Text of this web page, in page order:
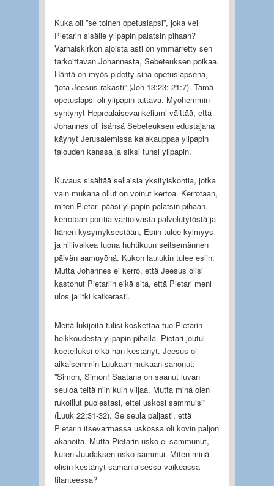
Kuka oli ”se toinen opetuslapsi”, joka vei
Pietarin sisälle ylipapin palatsin pihaan?
Varhaiskirkon ajoista asti on ymmärretty sen
tarkoittavan Johannesta, Sebeteuksen poikaa.
Häntä on myös pidetty sinä opetuslapsena,
”jota Jeesus rakasti” (Joh 13:23; 21:7). Tämä
opetuslapsi oli ylipapin tuttava. Myöhemmin
syntynyt Heprealaisevankeliumi väittää, että
Johannes oli isänsä Sebeteuksen edustajana
käynyt Jerusalemissa kalakauppaa ylipapin
talouden kanssa ja siksi tunsi ylipapin.
Kuvaus sisältää sellaisia yksityiskohtia, jotka
vain mukana ollut on voinut kertoa. Kerrotaan,
miten Pietari pääsi ylipapin palatsin pihaan,
kerrotaan porttia vartioivasta palvelutytöstä ja
hänen kysymyksestään, Esiin tulee kylmyys
ja hiilivalkea tuona huhtikuun seitsemännen
päivän aamuyönä. Kukon laulukin tulee esiin.
Mutta Johannes ei kerro, että Jeesus olisi
kastonut Pietariin eikä sitä, että Pietari meni
ulos ja itki katkerasti.
Meitä lukijoita tulisi koskettaa tuo Pietarin
heikkoudesta ylipapin pihalla. Pietari joutui
koetelluksi eikä hän kestänyt. Jeesus oli
aikaisemmin Luukaan mukaan sanonut:
”Simon, Simon! Saatana on saanut luvan
seuloa teitä niin kuin viljaa. Mutta minä olen
rukoillut puolestasi, ettei uskosi sammuisi”
(Luuk 22:31-32). Se seula paljasti, että
Pietarin itsevarmassa uskossa oli kovin paljon
akanoita. Mutta Pietarin usko ei sammunut,
kuten Juudaksen usko sammui. Miten minä
olisin kestänyt samanlaisessa vaikeassa
tilanteessa?